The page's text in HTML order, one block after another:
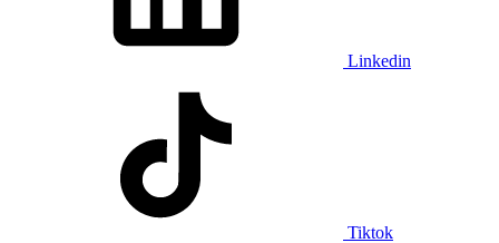
Linkedin
Tiktok